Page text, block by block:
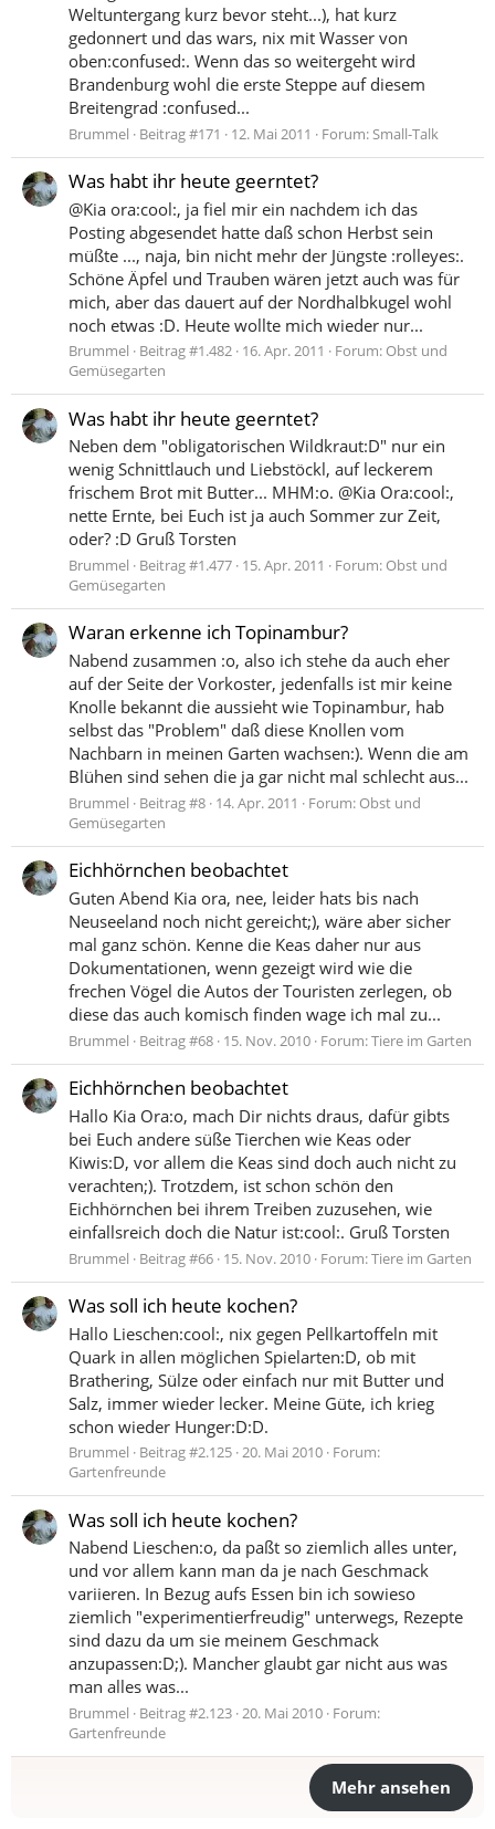
Weltuntergang kurz bevor steht...), hat kurz
gedonnert und das wars, nix mit Wasser von
oben:confused:. Wenn das so weitergeht wird
Brandenburg wohl die erste Steppe auf diesem
Breitengrad :confused...
Brummel Beitrag #171 12. Mai 2011 Forum: Small-Talk
Was habt ihr heute geerntet?
@Kia ora:cool:, ja fiel mir ein nachdem ich das
Posting abgesendet hatte daß schon Herbst sein
müßte ..., naja, bin nicht mehr der Jüngste :rolleyes:.
Schöne Äpfel und Trauben wären jetzt auch was für
mich, aber das dauert auf der Nordhalbkugel wohl
noch etwas :D. Heute wollte mich wieder nur...
Brummel Beitrag #1.482 16. Apr. 2011 Forum: Obst und
Gemüsegarten
Was habt ihr heute geerntet?
Neben dem "obligatorischen Wildkraut:D" nur ein
wenig Schnittlauch und Liebstöckl, auf leckerem
frischem Brot mit Butter... MHM:o. @Kia Ora:cool:,
nette Ernte, bei Euch ist ja auch Sommer zur Zeit,
oder? :D Gruß Torsten
Brummel Beitrag #1.477 15. Apr. 2011 Forum: Obst und
Gemüsegarten
Waran erkenne ich Topinambur?
Nabend zusammen :o, also ich stehe da auch eher
auf der Seite der Vorkoster, jedenfalls ist mir keine
Knolle bekannt die aussieht wie Topinambur, hab
selbst das "Problem" daß diese Knollen vom
Nachbarn in meinen Garten wachsen:). Wenn die am
Blühen sind sehen die ja gar nicht mal schlecht aus...
Brummel Beitrag #8 14. Apr. 2011 Forum: Obst und
Gemüsegarten
Eichhörnchen beobachtet
Guten Abend Kia ora, nee, leider hats bis nach
Neuseeland noch nicht gereicht;), wäre aber sicher
mal ganz schön. Kenne die Keas daher nur aus
Dokumentationen, wenn gezeigt wird wie die
frechen Vögel die Autos der Touristen zerlegen, ob
diese das auch komisch finden wage ich mal zu...
Brummel Beitrag #68 15. Nov. 2010 Forum:Tiere im Garten
Eichhörnchen beobachtet
Hallo Kia Ora:o, mach Dir nichts draus, dafür gibts
bei Euch andere süße Tierchen wie Keas oder
Kiwis:D, vor allem die Keas sind doch auch nicht zu
verachten;). Trotzdem, ist schon schön den
Eichhörnchen bei ihrem Treiben zuzusehen, wie
einfallsreich doch die Natur ist:cool:. Gruß Torsten
Brummel Beitrag #66 15. Nov. 2010 Forum:Tiere im Garten
Was soll ich heute kochen?
Hallo Lieschen:cool:, nix gegen Pellkartoffeln mit
Quark in allen möglichen Spielarten:D, ob mit
Brathering, Sülze oder einfach nur mit Butter und
Salz, immer wieder lecker. Meine Güte, ich krieg
schon wieder Hunger:D:D.
Brummel Beitrag #2.125 20. Mai 2010 Forum:
Gartenfreunde
Was soll ich heute kochen?
Nabend Lieschen:o, da paßt so ziemlich alles unter,
und vor allem kann man da je nach Geschmack
variieren. In Bezug aufs Essen bin ich sowieso
ziemlich "experimentierfreudig" unterwegs, Rezepte
sind dazu da um sie meinem Geschmack
anzupassen:D;). Mancher glaubt gar nicht aus was
man alles was...
Brummel Beitrag #2.123 20. Mai 2010 Forum:
Gartenfreunde
Mehr ansehen